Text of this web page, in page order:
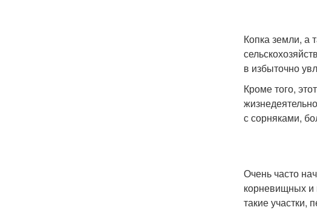
Копка земли, а
в избыточно
Кроме того,
с сорняками,
Очень часто
корневищных и
такие участки,